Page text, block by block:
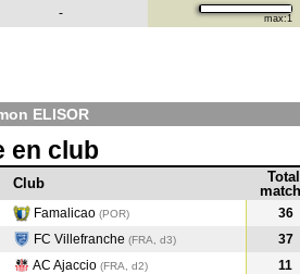
- max:1
ELISOR
en club
Club
Total
Famalicao (POR)
36
FC Villefranche (FRA, d3)
37
AC Ajaccio (FRA, d2)
11